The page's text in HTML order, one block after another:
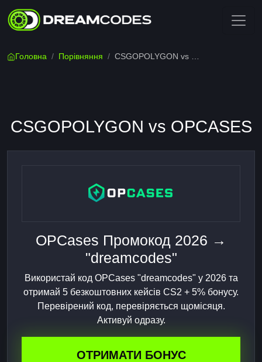
Головна / Порівняння /
CSGOPOLYGON vs OPCASES
OPCases Промокод 2026 →
"dreamcodes"
Використай код OPCases "dreamcodes" у 2026 та
отримай 5 безкоштовних кейсів CS2 + 5% бонусу.
Перевірений код, перевіряється щомісяця.
Активуй одразу.
ОТРИМАТИ БОНУС